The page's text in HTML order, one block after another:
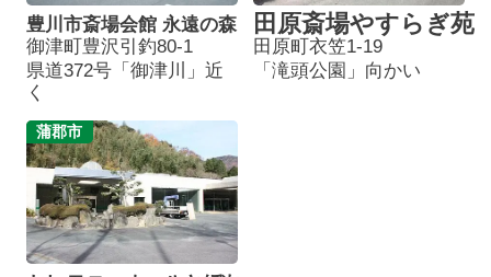
豊川市斎場会館 永遠の森
御津町豊沢引釣80-1
県道372号「御津川」近
く
田原斎場やすらぎ苑
田原町衣笠1-19
「滝頭公園」向かい
蒲郡市